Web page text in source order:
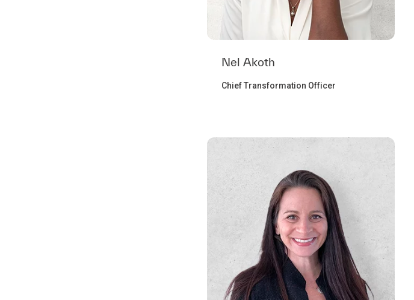
Nel Akoth
Chief Transformation Officer